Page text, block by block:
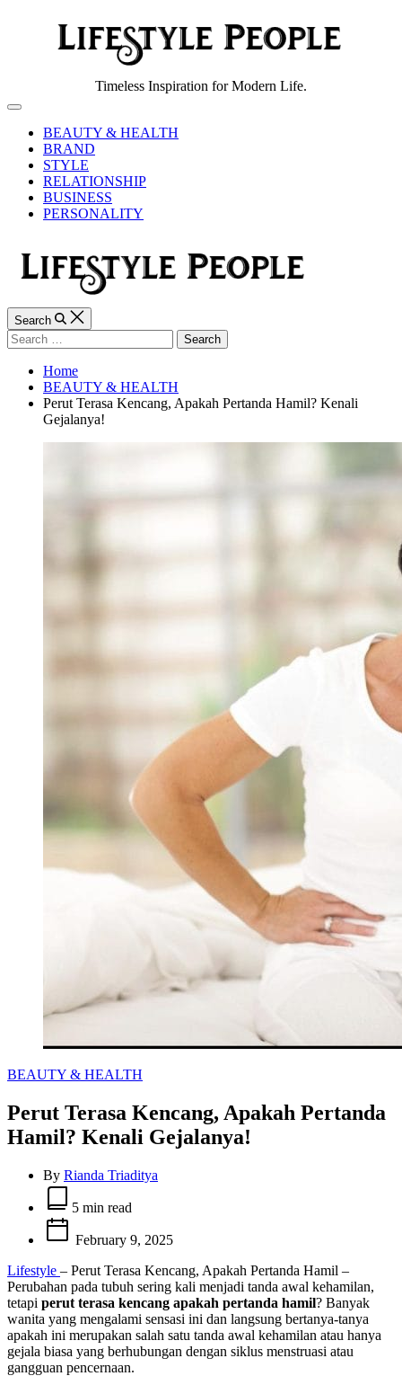
People
Timeless Inspiration for Modern Life.
Off
CanvasBEAUTY & HEALTH
BRAND
STYLE
RELATIONSHIP
BUSINESS
PERSONALITY
Search
Search
for:
Home
BEAUTY & HEALTH
Perut Terasa Kencang, Apakah Pertanda Hamil? Kenali
Gejalanya!
Categories
BEAUTY & HEALTH
Perut Terasa Kencang, Apakah Pertanda
Hamil? Kenali Gejalanya!
By Rianda Triaditya
Estimated
read
time
5 min read
February 9, 2025
Lifestyle – Perut Terasa Kencang, Apakah Pertanda Hamil –
Perubahan pada tubuh sering kali menjadi tanda awal kehamilan,
tetapi perut terasa kencang apakah pertanda hamil? Banyak
wanita yang mengalami sensasi ini dan langsung bertanya-tanya
apakah ini merupakan salah satu tanda awal kehamilan atau hanya
gejala biasa yang berhubungan dengan siklus menstruasi atau
gangguan pencernaan.